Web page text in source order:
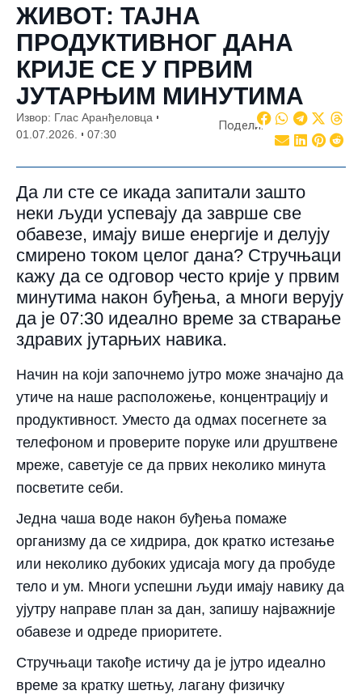
ЖИВОТ: ТАЈНА
ПРОДУКТИВНОГ ДАНА
КРИЈЕ СЕ У ПРВИМ
ЈУТАРЊИМ МИНУТИМА
Извор: Глас Аранђеловца
01.07.2026.
07:30
Подели:
Да ли сте се икада запитали зашто
неки људи успевају да заврше све
обавезе, имају више енергије и делују
смирено током целог дана? Стручњаци
кажу да се одговор често крије у првим
минутима након буђења, а многи верују
да је 07:30 идеално време за стварање
здравих јутарњих навика.
Начин на који започнемо јутро може значајно да
утиче на наше расположење, концентрацију и
продуктивност. Уместо да одмах посегнете за
телефоном и проверите поруке или друштвене
мреже, саветује се да првих неколико минута
посветите себи.
Једна чаша воде након буђења помаже
организму да се хидрира, док кратко истезање
или неколико дубоких удисаја могу да пробуде
тело и ум. Многи успешни људи имају навику да
ујутру направе план за дан, запишу најважније
обавезе и одреде приоритете.
Стручњаци такође истичу да је јутро идеално
време за кратку шетњу, лагану физичку